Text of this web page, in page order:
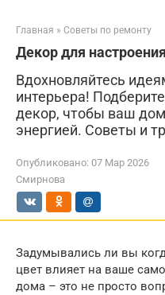
Главная » Советы по ремонту
Декор для настроения
Вдохновляйтесь
интерьера!
декор, чтобы ваш
энергией. Советы и
Опубликовано: 07 Мар 2026
Смирнова
Задумывались ли вы
цвет влияет на ваше
дома – это не просто